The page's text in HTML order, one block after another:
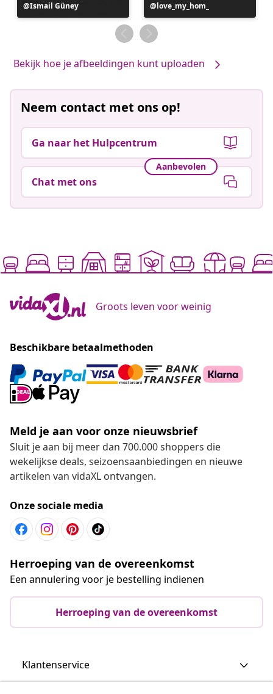
Bericht
gepubliceerd
Ismail Güney
Bericht
gepubliceerd
door
love_my_hom_
Bekijk hoe je afbeeldingen kunt uploaden
Neem contact met ons op!
Ga naar het Hulpcentrum
Aanbevolen
Chat met ons
Groots leven voor weinig
Beschikbare betaalmethoden
Meld je aan voor onze nieuwsbrief
Sluit je aan bij meer dan 700.000 shoppers die
wekelijkse deals, seizoensaanbiedingen en nieuwe
artikelen van vidaXL ontvangen.
Onze sociale media
Herroeping van de overeenkomst
Een annulering voor je bestelling indienen
Herroeping van de overeenkomst
Klantenservice